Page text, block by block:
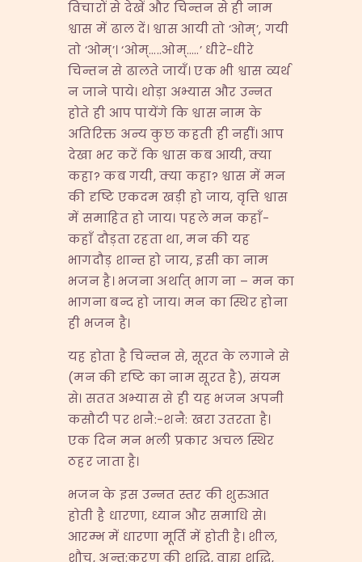
विचारों से देखें और चिन्तन से ही नाम
श्वास में ढाल दें। श्वास आयी तो ‘ओम्’, गयी
तो ‘ओम्’। ‘ओम्…..ओम्…..’ धीरे-धीरे
चिन्तन से ढालते जायँ। एक भी श्वास व्यर्थ
न जाने पाये। थोड़ा अभ्यास और उन्नत
होते ही आप पायेंगे कि श्वास नाम के
अतिरिक्त अन्य कुछ कहती ही नहीं। आप
देखा भर करें कि श्वास कब आयी, क्या
कहा? कब गयी, क्या कहा? श्वास में मन
की दृष्टि एकदम खड़ी हो जाय, वृत्ति श्वास
में समाहित हो जाय। पहले मन कहाँ-
कहाँ दौड़ता रहता था, मन की यह
भागदौड़ शान्त हो जाय, इसी का नाम
भजन है। भजना अर्थात् भाग ना – मन का
भागना बन्द हो जाय। मन का स्थिर होना
ही भजन है।
यह होता है चिन्तन से, सूरत के लगाने से
(मन की दृष्टि का नाम सूरत है), संयम
से। सतत अभ्यास से ही यह भजन अपनी
कसौटी पर शनै:-शनै: खरा उतरता है।
एक दिन मन भली प्रकार अचल स्थिर
ठहर जाता है।
भजन के इस उन्नत स्तर की शुरुआत
होती है धारणा, ध्यान और समाधि से।
आरम्भ में धारणा मूर्ति में होती है। शील,
शौच, अन्त:करण की शुद्धि, वाह्य शुद्धि,